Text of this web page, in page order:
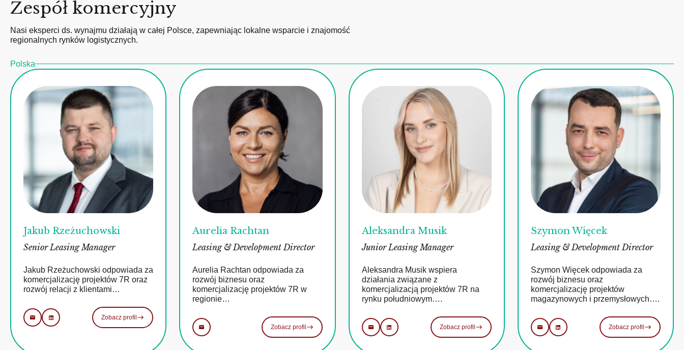
Zespół komercyjny
Nasi eksperci ds. wynajmu działają w całej Polsce, zapewniając lokalne wsparcie i znajomość
regionalnych rynków logistycznych.
Polska
Jakub Rzeżuchowski
Senior Leasing Manager
Jakub Rzeżuchowski odpowiada za
komercjalizację projektów 7R oraz
rozwój relacji z klientami…
Zobacz profil
Aurelia Rachtan
Leasing & Development Director
Aurelia Rachtan odpowiada za
rozwój biznesu oraz
komercjalizację projektów 7R w
regionie…
Zobacz profil
Aleksandra Musik
Junior Leasing Manager
Aleksandra Musik wspiera
działania związane z
komercjalizacją projektów 7R na
rynku południowym….
Zobacz profil
Szymon Więcek
Leasing & Development Director
Szymon Więcek odpowiada za
rozwój biznesu oraz
komercjalizację projektów
magazynowych i przemysłowych….
Zobacz profil